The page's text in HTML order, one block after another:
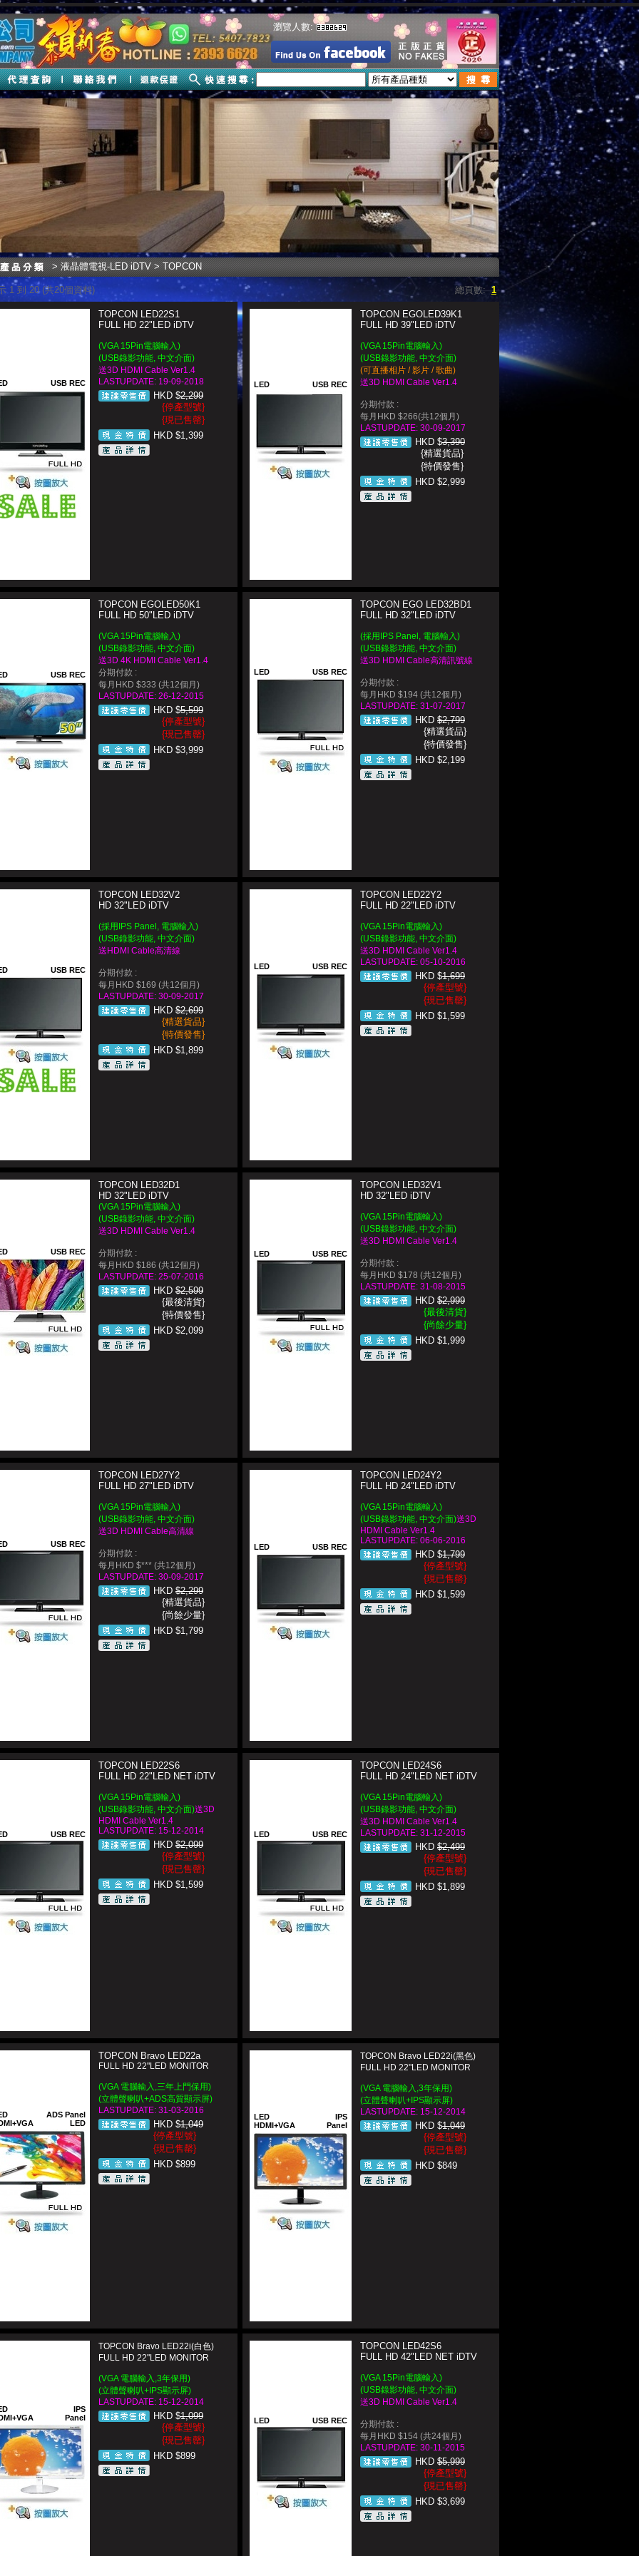
瀏覽人數:
>液晶體電視-LED iDTV> TOPCON
1 到 20 (共20個資料) 總頁數:1
USB REC
TOPCON LED22S1
FULL HD 22"LED iDTV
(VGA 15Pin電腦輸入)
(USB錄影功能, 中文介面)
送3D HDMI Cable Ver1.4
LASTUPDATE: 19-09-2018
HKD $2,299
{停產型號}
{現已售罄}
HKD $1,399
LED USB REC
TOPCON EGOLED39K1
FULL HD 39"LED iDTV
(VGA 15Pin電腦輸入)
(USB錄影功能, 中文介面)
(可直播相片 / 影片 / 歌曲)
送3D HDMI Cable Ver1.4
分期付款 :
每月HKD $266(共12個月)
LASTUPDATE: 30-09-2017
HKD $3,390
{精選貨品}
{特價發售}
HKD $2,999
USB REC
TOPCON EGOLED50K1
FULL HD 50"LED iDTV
(VGA 15Pin電腦輸入)
(USB錄影功能, 中文介面)
送3D 4K HDMI Cable Ver1.4
分期付款 :
每月HKD $333 (共12個月)
LASTUPDATE: 26-12-2015
HKD $5,599
{停產型號}
{現已售罄}
HKD $3,999
LED USB REC
TOPCON EGO LED32BD1
FULL HD 32"LED iDTV
(採用IPS Panel, 電腦輸入)
(USB錄影功能, 中文介面)
送3D HDMI Cable高清訊號線
分期付款 :
每月HKD $194 (共12個月)
LASTUPDATE: 31-07-2017
HKD $2,799
{精選貨品}
{特價發售}
HKD $2,199
USB REC
TOPCON LED32V2
HD 32"LED iDTV
(採用IPS Panel, 電腦輸入)
(USB錄影功能, 中文介面)
送HDMI Cable高清線
分期付款 :
每月HKD $169 (共12個月)
LASTUPDATE: 30-09-2017
HKD $2,699
{精選貨品}
{特價發售}
HKD $1,899
LED USB REC
TOPCON LED22Y2
FULL HD 22"LED iDTV
(VGA 15Pin電腦輸入)
(USB錄影功能, 中文介面)
送3D HDMI Cable Ver1.4
LASTUPDATE: 05-10-2016
HKD $1,699
{停產型號}
{現已售罄}
HKD $1,599
USB REC
TOPCON LED32D1
HD 32"LED iDTV
(VGA 15Pin電腦輸入)
(USB錄影功能, 中文介面)
送3D HDMI Cable Ver1.4
分期付款 :
每月HKD $186 (共12個月)
LASTUPDATE: 25-07-2016
HKD $2,599
{最後清貨}
{特價發售}
HKD $2,099
LED USB REC
TOPCON LED32V1
HD 32"LED iDTV
(VGA 15Pin電腦輸入)
(USB錄影功能, 中文介面)
送3D HDMI Cable Ver1.4
分期付款 :
每月HKD $178 (共12個月)
LASTUPDATE: 31-08-2015
HKD $2,999
{最後清貨}
{尚餘少量}
HKD $1,999
USB REC
TOPCON LED27Y2
FULL HD 27"LED iDTV
(VGA 15Pin電腦輸入)
(USB錄影功能, 中文介面)
送3D HDMI Cable高清線
分期付款 :
每月HKD $*** (共12個月)
LASTUPDATE: 30-09-2017
HKD $2,299
{精選貨品}
{尚餘少量}
HKD $1,799
LED USB REC
TOPCON LED24Y2
FULL HD 24"LED iDTV
(VGA 15Pin電腦輸入)
(USB錄影功能, 中文介面)送3D
HDMI Cable Ver1.4
LASTUPDATE: 06-06-2016
HKD $1,799
{停產型號}
{現已售罄}
HKD $1,599
USB REC
TOPCON LED22S6
FULL HD 22"LED NET iDTV
(VGA 15Pin電腦輸入)
(USB錄影功能, 中文介面)送3D
HDMI Cable Ver1.4
LASTUPDATE: 15-12-2014
HKD $2,099
{停產型號}
{現已售罄}
HKD $1,599
LED USB REC
TOPCON LED24S6
FULL HD 24"LED NET iDTV
(VGA 15Pin電腦輸入)
(USB錄影功能, 中文介面)
送3D HDMI Cable Ver1.4
LASTUPDATE: 31-12-2015
HKD $2,499
{停產型號}
{現已售罄}
HKD $1,899
ADS Panel
LED
TOPCON Bravo LED22a
FULL HD 22"LED MONITOR
(VGA 電腦輸入,三年上門保用)
(立體聲喇叭+ADS高質顯示屏)
LASTUPDATE: 31-03-2016
HKD $1,049
{停產型號}
{現已售罄}
HKD $899
LED
HDMI+VGA
IPS
Panel
TOPCON Bravo LED22i(黑色)
FULL HD 22"LED MONITOR
(VGA 電腦輸入,3年保用)
(立體聲喇叭+IPS顯示屏)
LASTUPDATE: 15-12-2014
HKD $1,049
{停產型號}
{現已售罄}
HKD $849
IPS
Panel
TOPCON Bravo LED22i(白色)
FULL HD 22"LED MONITOR
(VGA 電腦輸入,3年保用)
(立體聲喇叭+IPS顯示屏)
LASTUPDATE: 15-12-2014
HKD $1,099
{停產型號}
{現已售罄}
HKD $899
LED USB REC
TOPCON LED42S6
FULL HD 42"LED NET iDTV
(VGA 15Pin電腦輸入)
(USB錄影功能, 中文介面)
送3D HDMI Cable Ver1.4
分期付款 :
每月HKD $154 (共24個月)
LASTUPDATE: 30-11-2015
HKD $5,999
{停產型號}
{現已售罄}
HKD $3,699